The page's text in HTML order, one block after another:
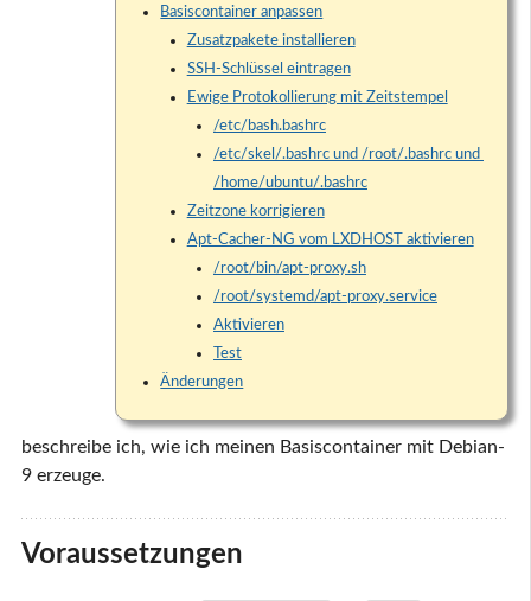
Basiscontainer anpassen
Zusatzpakete installieren
SSH-Schlüssel eintragen
Ewige Protokollierung mit Zeitstempel
/etc/bash.bashrc
/etc/skel/.bashrc und /root/.bashrc und
/home/ubuntu/.bashrc
Zeitzone korrigieren
Apt-Cacher-NG vom LXDHOST aktivieren
/root/bin/apt-proxy.sh
/root/systemd/apt-proxy.service
Aktivieren
Test
Änderungen
beschreibe ich, wie ich meinen Basiscontainer mit Debian-
9 erzeuge.
Voraussetzungen